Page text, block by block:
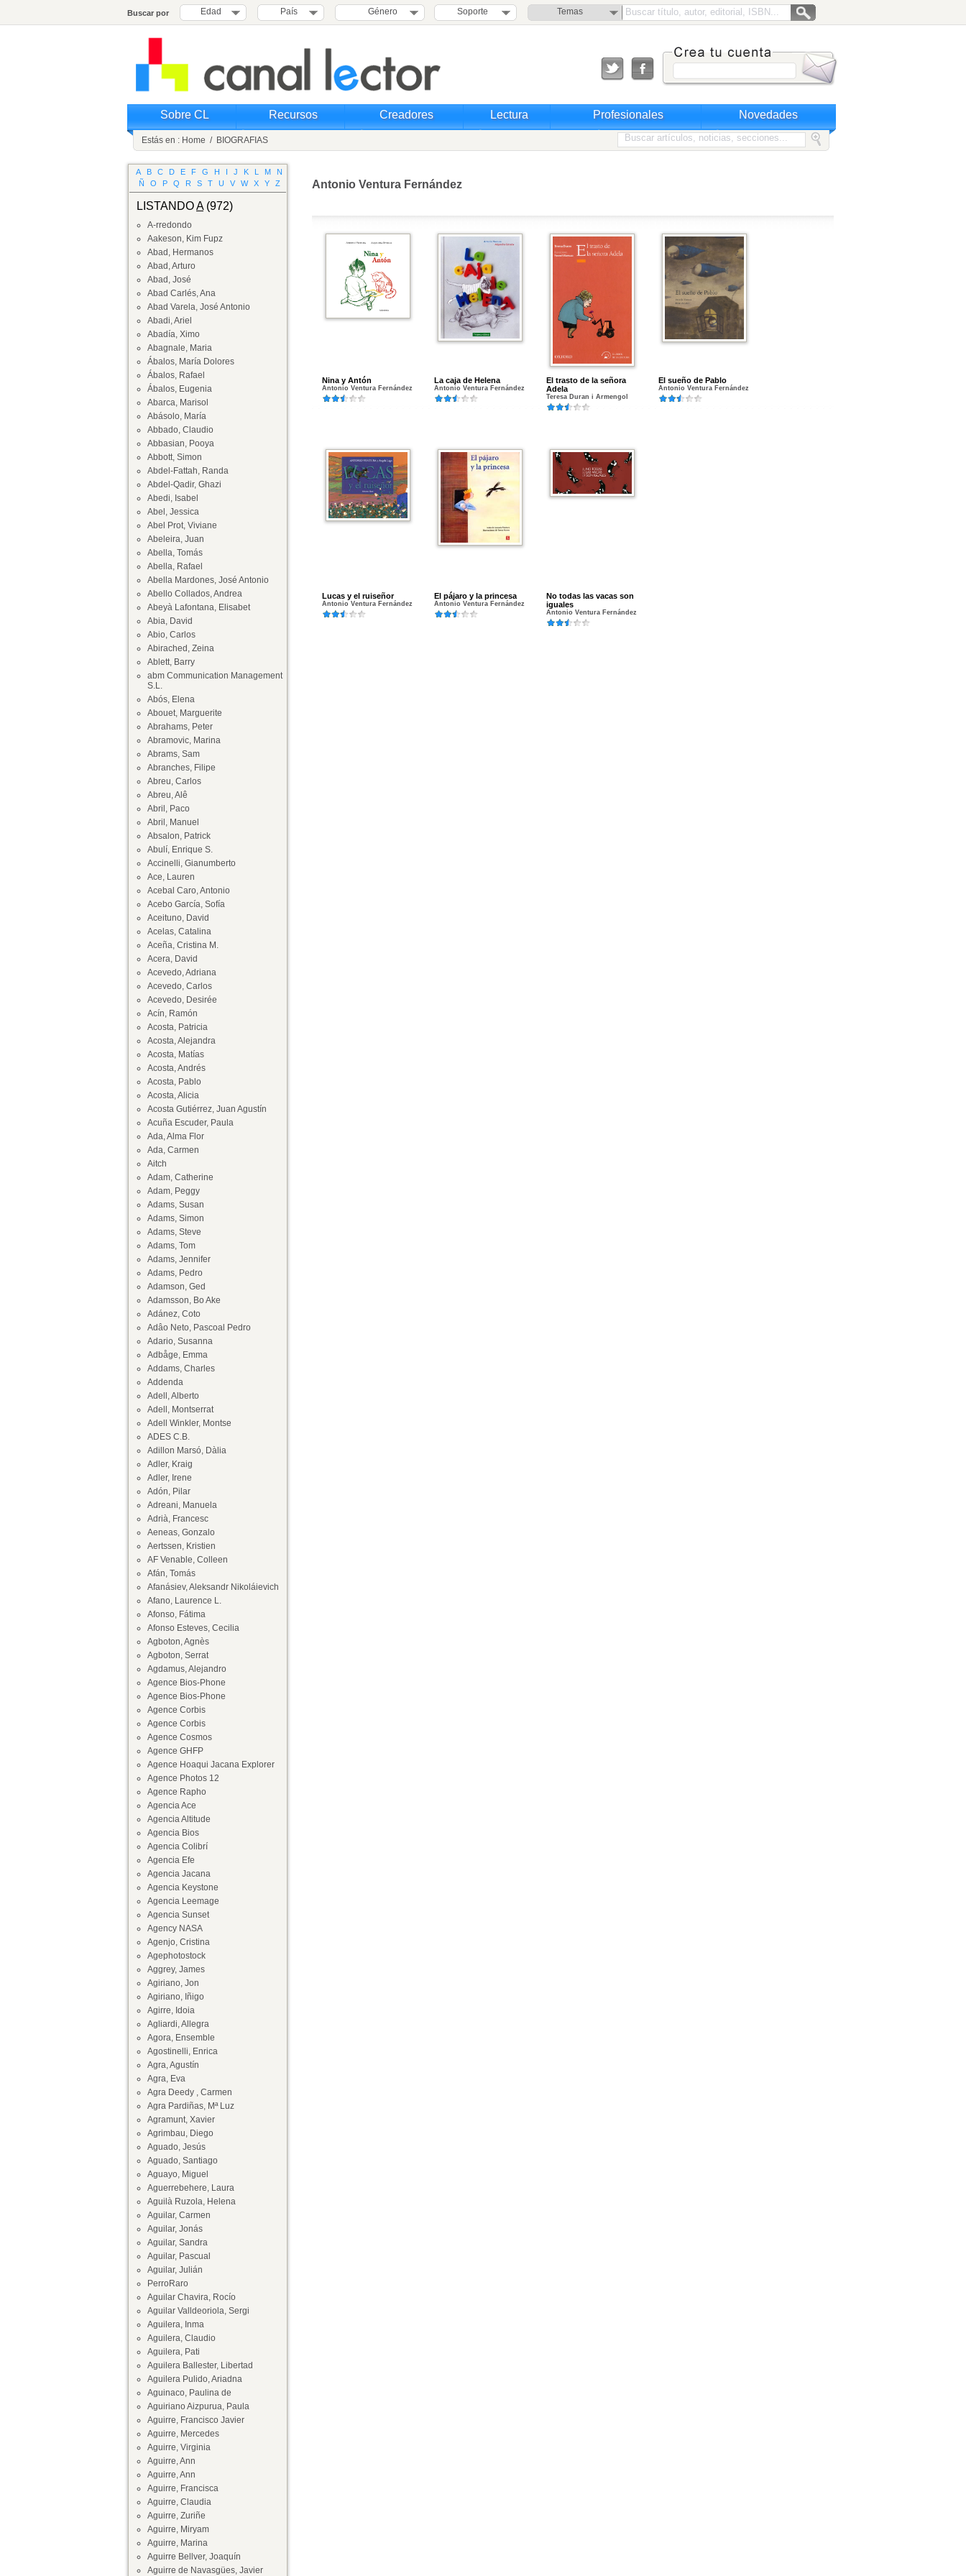
Buscar por Edad País Género Soporte Temas
Sobre CL Recursos Creadores Lectura Profesionales Novedades
Estás en : Home / BIOGRAFIAS
A B C D E F G H I J K L M
N
Ñ
O P Q R S T U V W X Y Z
LISTANDOA(972)
A-rredondo
Aakeson, Kim Fupz
Abad, Hermanos
Abad, Arturo
Abad, José
Abad Carlés, Ana
Abad Varela, José Antonio
Abadi, Ariel
Abadía, Ximo
Abagnale, Maria
Ábalos, María Dolores
Ábalos, Rafael
Ábalos, Eugenia
Abarca, Marisol
Abásolo, María
Abbado, Claudio
Abbasian, Pooya
Abbott, Simon
Abdel-Fattah, Randa
Abdel-Qadir, Ghazi
Abedi, Isabel
Abel, Jessica
Abel Prot, Viviane
Abeleira, Juan
Abella, Tomás
Abella, Rafael
Abella Mardones, José Antonio
Abello Collados, Andrea
Abeyà Lafontana, Elisabet
Abia, David
Abio, Carlos
Abirached, Zeina
Ablett, Barry
abm Communication Management
S.L.
Abós, Elena
Abouet, Marguerite
Abrahams, Peter
Abramovic, Marina
Abrams, Sam
Abranches, Filipe
Abreu, Carlos
Abreu, Alê
Abril, Paco
Abril, Manuel
Absalon, Patrick
Abulí, Enrique S.
Accinelli, Gianumberto
Ace, Lauren
Acebal Caro, Antonio
Acebo García, Sofía
Aceituno, David
Acelas, Catalina
Aceña, Cristina M.
Acera, David
Acevedo, Adriana
Acevedo, Carlos
Acevedo, Desirée
Acín, Ramón
Acosta, Patricia
Acosta, Alejandra
Acosta, Matías
Acosta, Andrés
Acosta, Pablo
Acosta, Alicia
Acosta Gutiérrez, Juan Agustín
Acuña Escuder, Paula
Ada, Alma Flor
Ada, Carmen
Aitch
Adam, Catherine
Adam, Peggy
Adams, Susan
Adams, Simon
Adams, Steve
Adams, Tom
Adams, Jennifer
Adams, Pedro
Adamson, Ged
Adamsson, Bo Ake
Adánez, Coto
Adâo Neto, Pascoal Pedro
Adario, Susanna
Adbåge, Emma
Addams, Charles
Addenda
Adell, Alberto
Adell, Montserrat
Adell Winkler, Montse
ADES C.B.
Adillon Marsó, Dàlia
Adler, Kraig
Adler, Irene
Adón, Pilar
Adreani, Manuela
Adrià, Francesc
Aeneas, Gonzalo
Aertssen, Kristien
AF Venable, Colleen
Afán, Tomás
Afanásiev, Aleksandr Nikoláievich
Afano, Laurence L.
Afonso, Fátima
Afonso Esteves, Cecilia
Agboton, Agnès
Agboton, Serrat
Agdamus, Alejandro
Agence Bios-Phone
Agence Bios-Phone
Agence Corbis
Agence Corbis
Agence Cosmos
Agence GHFP
Agence Hoaqui Jacana Explorer
Agence Photos 12
Agence Rapho
Agencia Ace
Agencia Altitude
Agencia Bios
Agencia Colibrí
Agencia Efe
Agencia Jacana
Agencia Keystone
Agencia Leemage
Agencia Sunset
Agency NASA
Agenjo, Cristina
Agephotostock
Aggrey, James
Agiriano, Jon
Agiriano, Iñigo
Agirre, Idoia
Agliardi, Allegra
Agora, Ensemble
Agostinelli, Enrica
Agra, Agustín
Agra, Eva
Agra Deedy , Carmen
Agra Pardiñas, Mª Luz
Agramunt, Xavier
Agrimbau, Diego
Aguado, Jesús
Aguado, Santiago
Aguayo, Miguel
Aguerrebehere, Laura
Aguilà Ruzola, Helena
Aguilar, Carmen
Aguilar, Jonás
Aguilar, Sandra
Aguilar, Pascual
Aguilar, Julián
PerroRaro
Aguilar Chavira, Rocío
Aguilar Valldeoriola, Sergi
Aguilera, Inma
Aguilera, Claudio
Aguilera, Pati
Aguilera Ballester, Libertad
Aguilera Pulido, Ariadna
Aguinaco, Paulina de
Aguiriano Aizpurua, Paula
Aguirre, Francisco Javier
Aguirre, Mercedes
Aguirre, Virginia
Aguirre, Ann
Aguirre, Ann
Aguirre, Francisca
Aguirre, Claudia
Aguirre, Zuriñe
Aguirre, Miryam
Aguirre, Marina
Aguirre Bellver, Joaquín
Aguirre de Navasgües, Javier
Antonio Ventura Fernández
Nina y Antón
Antonio Ventura Fernández
La caja de Helena
Antonio Ventura Fernández
El trasto de la señora
Adela
Teresa Duran i Armengol
El sueño de Pablo
Antonio Ventura Fernández
Lucas y el ruiseñor
Antonio Ventura Fernández
El pájaro y la princesa
Antonio Ventura Fernández
No todas las vacas son
iguales
Antonio Ventura Fernández